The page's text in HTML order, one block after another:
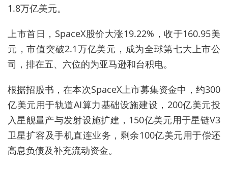
1.8万亿美元。
上市首日，SpaceX股价大涨19.22%，收于160.95美
元，市值突破2.1万亿美元，成为全球第七大上市公
司，排在五、六位的为亚马逊和台积电。
根据招股书，在本次SpaceX上市募集资金中，约300
亿美元用于轨道AI算力基础设施建设，200亿美元投
入星舰量产与发射设施扩建，150亿美元用于星链V3
卫星扩容及手机直连业务，剩余100亿美元用于偿还
高息负债及补充流动资金。